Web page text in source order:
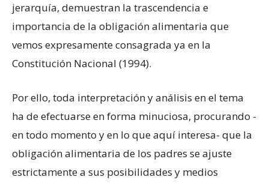
jerarquía, demuestran la trascendencia e
importancia de la obligación alimentaria que
vemos expresamente consagrada ya en la
Constitución Nacional (1994).
Por ello, toda interpretación y análisis en el tema
ha de efectuarse en forma minuciosa, procurando -
en todo momento y en lo que aquí interesa- que la
obligación alimentaria de los padres se ajuste
estrictamente a sus posibilidades y medios